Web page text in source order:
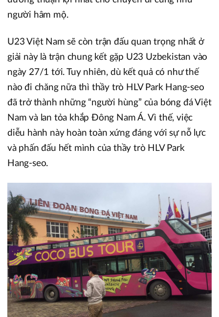
người hâm mộ.
U23 Việt Nam sẽ còn trận đấu quan trọng nhất ở
giải này là trận chung kết gặp U23 Uzbekistan vào
ngày 27/1 tới. Tuy nhiên, dù kết quả có như thế
nào đi chăng nữa thì thầy trò HLV Park Hang-seo
đã trở thành những “người hùng” của bóng đá Việt
Nam và lan tỏa khắp Đông Nam Á. Vì thế, việc
diễu hành này hoàn toàn xứng đáng với sự nỗ lực
và phấn đấu hết mình của thầy trò HLV Park
Hang-seo.